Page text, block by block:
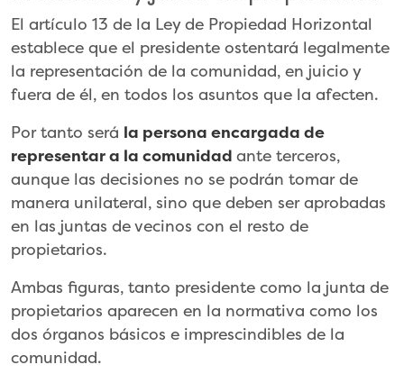
El artículo 13 de la Ley de Propiedad Horizontal
establece que el presidente ostentará legalmente
la representación de la comunidad, en juicio y
fuera de él, en todos los asuntos que la afecten.
Por tanto será la persona encargada de
representar a la comunidad ante terceros,
aunque las decisiones no se podrán tomar de
manera unilateral, sino que deben ser aprobadas
en las juntas de vecinos con el resto de
propietarios.
Ambas figuras, tanto presidente como la junta de
propietarios aparecen en la normativa como los
dos órganos básicos e imprescindibles de la
comunidad.